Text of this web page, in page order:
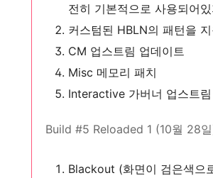
전히 기본적으로 사용되어
커스텀된 HBLN의 패턴을 지
CM 업스트림 업데이트
Misc 메모리 패치
Interactive 가버너 업스트림
Build #5 Reloaded 1 (10월 28
Blackout (화면이 검은색으